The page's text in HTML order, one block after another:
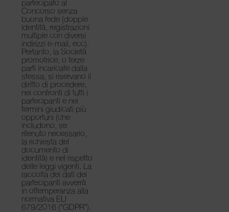
partecipato al
Concorso senza
buona fede (doppie
identità, registrazioni
multiple con diversi
indirizzi e-mail, ecc).
Pertanto, la Società
promotrice, o terze
parti incaricate dalla
stessa, si riservano il
diritto di procedere,
nei confronti di tutti i
partecipanti e nei
termini giudicati più
opportuni (che
includono, se
ritenuto necessario,
la richiesta del
documento di
identità) e nel rispetto
delle leggi vigenti. La
raccolta dei dati dei
partecipanti avverrà
in ottemperanza alla
normativa EU
679/2016 (“GDPR”).